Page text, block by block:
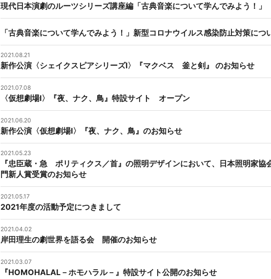
現代日本演劇のルーツシリーズ講座編「古典音楽について学んでみよう！」
「古典音楽について学んでみよう！」新型コロナウイルス感染防止対策につ
2021.08.21
新作公演〈シェイクスピアシリーズⅠ〉『マクベス 釜と剣』 のお知らせ
2021.07.08
〈仮想劇場Ⅰ〉『夜、ナク、鳥』特設サイト オープン
2021.06.20
新作公演〈仮想劇場Ⅰ〉『夜、ナク、鳥』のお知らせ
2021.05.23
『忠臣蔵・急 ポリティクス／首』の照明デザインにおいて、日本照明家協
門新人賞受賞のお知らせ
2021.05.17
2021年度の活動予定につきまして
2021.04.02
岸田理生の劇世界を語る会 開催のお知らせ
2021.03.07
『HOMOHALAL－ホモハラル－』特設サイト公開のお知らせ